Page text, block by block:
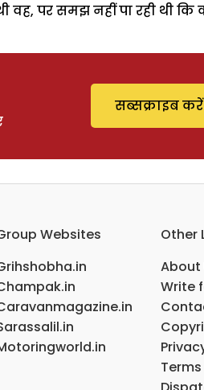
वह, पर समझ नहीं पा रही थी
सब्सक्राइब करें
Websites
Other
About
Write